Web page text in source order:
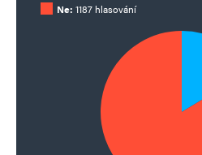
Ne: 1187 hlasování